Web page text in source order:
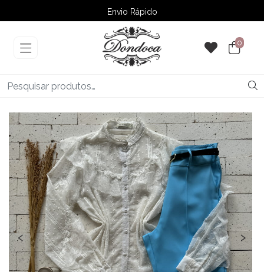
Envio Rápido
➚ Ofertas– Até 60% OFF
0
‹ ›